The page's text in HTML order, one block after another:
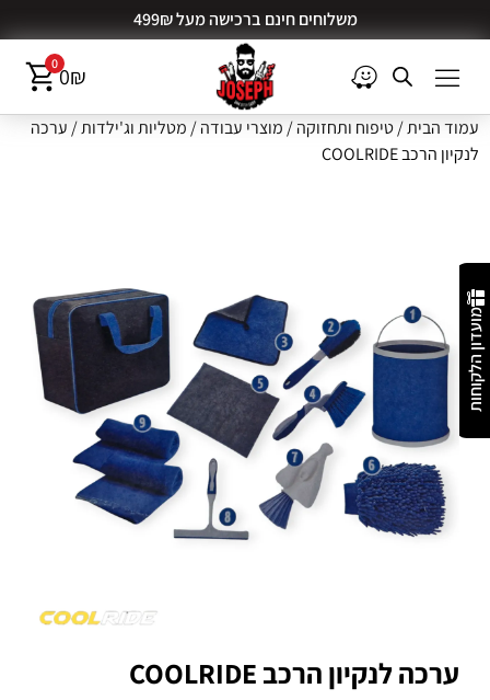
משלוחים חינם ברכישה מעל 499₪
00₪
מועדון הלקוחות
עמוד הבית/טיפוח ותחזוקה/ מוצרי עבודה/ מטליות וג'ילדות/ ערכה
לנקיון הרכב COOLRIDE
ערכה לנקיון הרכב COOLRIDE